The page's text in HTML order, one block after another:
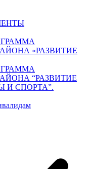
«РАЗВИТИЕ
“РАЗВИТИЕ
И СПОРТА”.